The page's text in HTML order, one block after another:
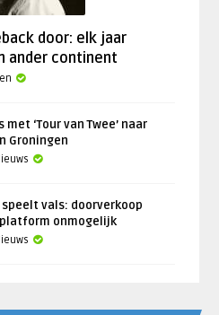
door: elk jaar
ander continent
met ‘Tour van Twee’ naar
Groningen
vals: doorverkoop
onmogelijk